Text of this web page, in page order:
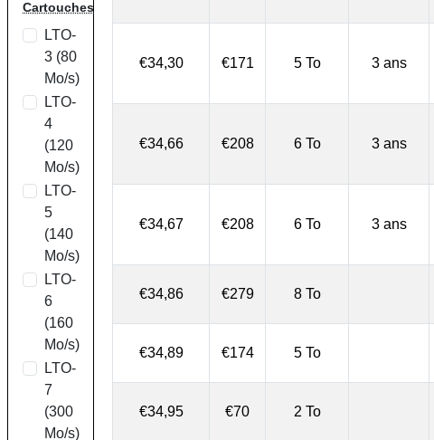
Cartouches
LTO-
3 (80
Mo/s)
LTO-
4
(120
Mo/s)
LTO-
5
(140
Mo/s)
LTO-
6
(160
Mo/s)
LTO-
7
(300
Mo/s)
€34,30 €171 5 To 3 ans
€34,66 €208 6 To 3 ans
€34,67 €208 6 To 3 ans
€34,86 €279 8 To
€34,89 €174 5 To
€34,95 €70 2 To